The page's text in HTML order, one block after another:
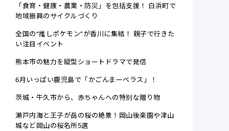
「食育・健康・農業・防災」を包括支援！ 白浜町で
地域振興のサイクルづくり
全国の“推しポケモン”が香川に集結！ 親子で行きた
い注目イベント
熊本市の魅力を縦型ショートドラマで発信
6月いっぱい鹿児島で「かごんまーベラス」！
茨城・牛久市から、赤ちゃんへの特別な贈り物
瀬戸内海と王子が岳の桜の絶景！岡山後楽園や津山
城など岡山の桜名所5選